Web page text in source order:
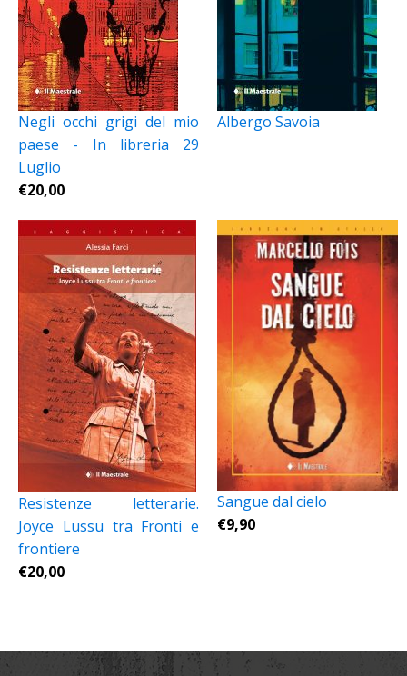
Negli occhi grigi del mio
paese - In libreria 29
Luglio
€20,00
Albergo Savoia
Resistenze letterarie.
Joyce Lussu tra Fronti e
frontiere
€20,00
Sangue dal cielo
€9,90